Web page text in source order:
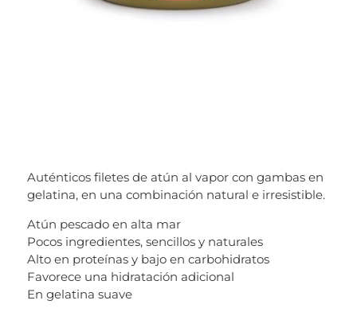
Auténticos filetes de atún al vapor con gambas en
gelatina, en una combinación natural e irresistible.
Atún pescado en alta mar
Pocos ingredientes, sencillos y naturales
Alto en proteínas y bajo en carbohidratos
Favorece una hidratación adicional
En gelatina suave